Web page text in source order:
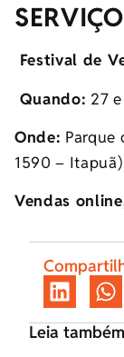
SERVIÇO
Festival de
Quando: 27
Onde: Parque
1590 – Itapuã)
Vendas
Leia